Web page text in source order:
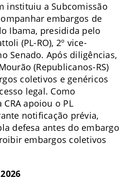
instituiu a Subcomissão
embargos de
Ibama, presidida pelo
(PL-RO), 2º vice-
Senado. Após diligências,
(Republicanos-RS)
coletivos e genéricos
legal. Como
apoiou o PL
notificação prévia,
defesa antes do embargo
embargos coletivos